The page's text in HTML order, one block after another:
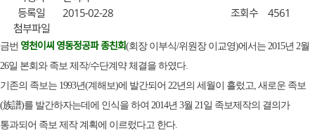
등록일
2015-02-28 조회수
4561
첨부파일
금번 영천이씨 영동정공파 종친회(회장 이부식/위원장 이교영)에서는 2015년 2월
26일 본회와 족보 제작/수단계약 체결을 하였다.
기존의 족보는 1993년(계해보)에 발간되어 22년의 세월이 흘렀고, 새로운 족보
(族譜)를 발간하자는데에 인식을 하여 2014년 3월 21일 족보제작의 결의가
통과되어 족보 제작 계획에 이르렀다고 한다.